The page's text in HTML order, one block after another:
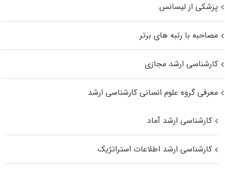
پزشکی از لیسانس
مصاحبه با رتبه های برتر
کارشناسی ارشد مجازی
معرفی گروه علوم انسانی کارشناسی ارشد
کارشناسی ارشد آماد
کارشناسی ارشد اطلاعات استراتژیک